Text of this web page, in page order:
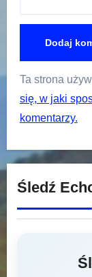
Ta strona
się, w jaki
komentarzy.
Śledź